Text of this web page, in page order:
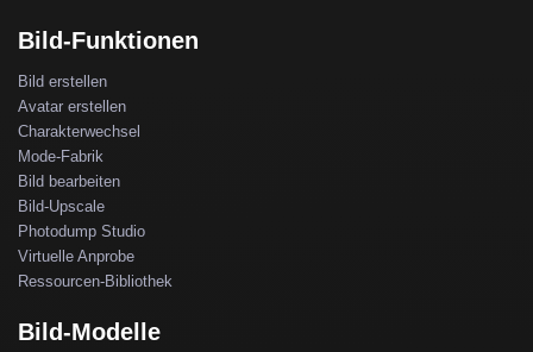
Bild-Funktionen
Bild erstellen
Avatar erstellen
Charakterwechsel
Mode-Fabrik
Bild bearbeiten
Bild-Upscale
Photodump Studio
Virtuelle Anprobe
Ressourcen-Bibliothek
Bild-Modelle